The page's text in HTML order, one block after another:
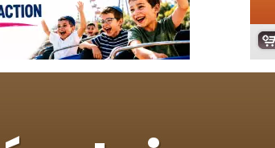
5 enfants déjà orphelins risquent de perdre leur maman
Reloger Rivka, 6 enfants, victime de violences...